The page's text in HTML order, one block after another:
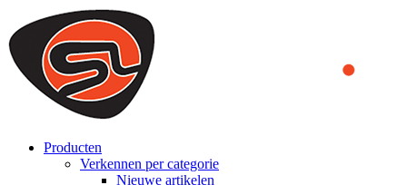
We use cookies to ensure that we provide you the best experience
on our website. By continuing to browse this website, you accept
that cookies are used to help us analyze how the website is used and
to offer you a better experience. To learn more or to find out how
you can disable cookies, you can access our
Producten
Verkennen per categorie
Nieuwe artikelen